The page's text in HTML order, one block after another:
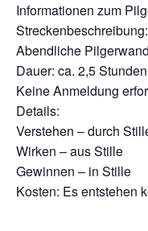
Informationen zum
Streckenbeschreibung:
Abendliche
Dauer: ca. 2,5 Stunden
Keine Anmeldung
Details:
Verstehen – durch
Wirken – aus Stille
Gewinnen – in Stille
Kosten: Es entstehen